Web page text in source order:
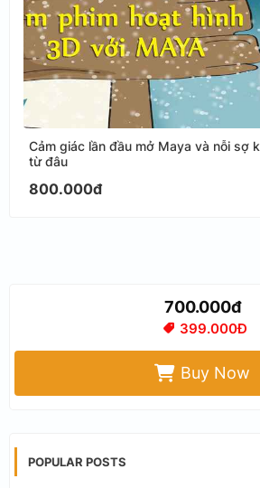
Cảm giác lần đầu mở Maya và nỗi sợ
từ đâu
800.000đ
700.000đ
399.000Đ
Buy Now
POPULAR POSTS